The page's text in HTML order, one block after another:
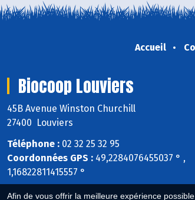
Afin de vous offrir la meilleure expérience
Accueil
Biocoop Louviers
45B Avenue Winston Churchill
27400 Louviers
Téléphone : 02 32 25 32 95
Coordonnées GPS : 49,2284076455037 ° ,
1,16822811415557 °